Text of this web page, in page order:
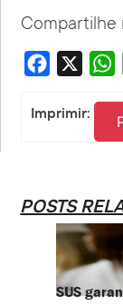
Compartilhe
Facebook
Imprimir:
POSTS
SUS